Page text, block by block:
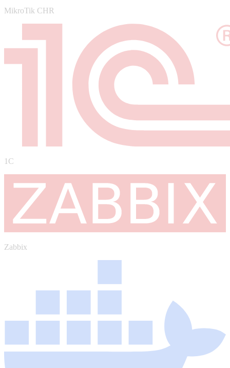
MikroTik CHR
1C
Zabbix